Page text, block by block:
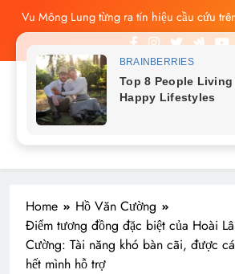
Skip
content
Công bố tin nhắn cuối cùng của Vu Mông
đau xót vừa phẫn nộ
Vu Mông Lung báo cáo khám nghiệm bị
luận sục sôi và đặt nhiều câu hỏi
Vu Mông Lung mất ngày ‘Huyết Nguyệt’,
Du Cầm ‘hại’, bằng chứng bị lộ!
Vu Mông Lung từng ra tín hiệu cầu cứu trên
livestream, mẹ đến công ty quậy?
Tin tức nóng
Home
Hồ Văn Cường
Điểm tương đồng đặc biệt của Hoài
Cường: Tài năng khó bàn cãi, được
hết mình hỗ trợ